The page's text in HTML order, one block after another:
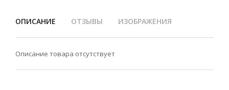
ОПИСАНИЕ ОТЗЫВЫ ИЗОБРАЖЕНИЯ
Описание товара отсутствует